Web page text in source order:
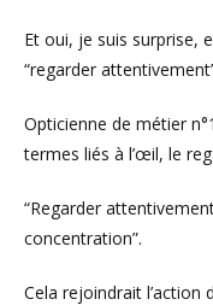
Et oui, je suis surprise,
“regarder
Opticienne de métier
termes liés à l’œil, le
“Regarder
concentration”.
Cela rejoindrait l’action